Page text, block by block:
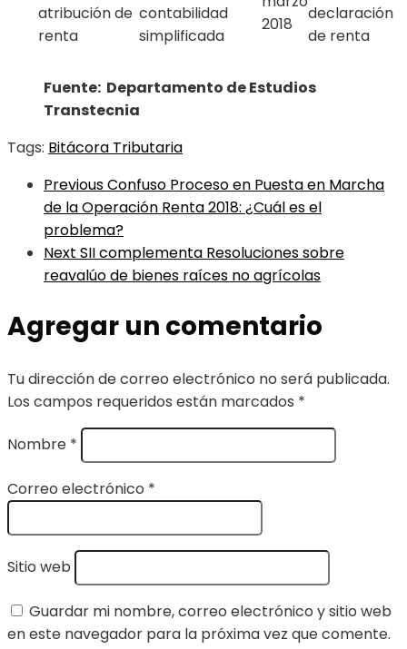
atribución de
renta
contabilidad
simplificada
2018
declaración
de renta
Fuente: Departamento de Estudios
Transtecnia
Tags: Bitácora Tributaria
PreviousConfuso Proceso en Puesta en Marcha
de la Operación Renta 2018: ¿Cuál es el
problema?
Next SII complementa Resoluciones sobre
reavalúo de bienes raíces no agrícolas
Agregar un comentario
Tu dirección de correo electrónico no será publicada.
Los campos requeridos están marcados *
Nombre *
Correo electrónico *
Sitio web
Guardar mi nombre, correo electrónico y sitio web
en este navegador para la próxima vez que comente.